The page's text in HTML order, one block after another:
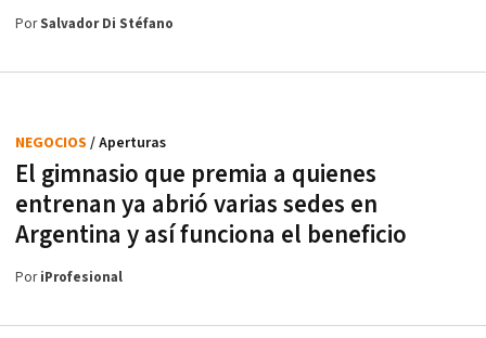
PorSalvador Di Stéfano
El gimnasio que premia a quienes
entrenan ya abrió varias sedes en
Argentina y así funciona el beneficio
NEGOCIOS / Aperturas
PoriProfesional